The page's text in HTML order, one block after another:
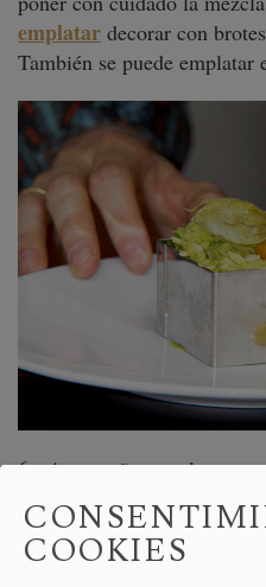
emplatar decorar con
También se puede emplatar
6.- Acompañar con la
COOKIES